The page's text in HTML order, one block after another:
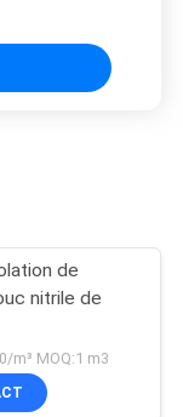
de
nitrile de
m³ MOQ:1 m3